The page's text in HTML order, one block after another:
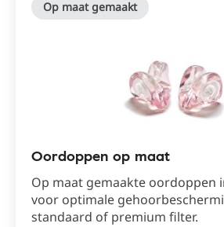
Op maat gemaakt
Oordoppen op maat
Op maat gemaakte oordoppen
voor optimale
standaard of premium filter.